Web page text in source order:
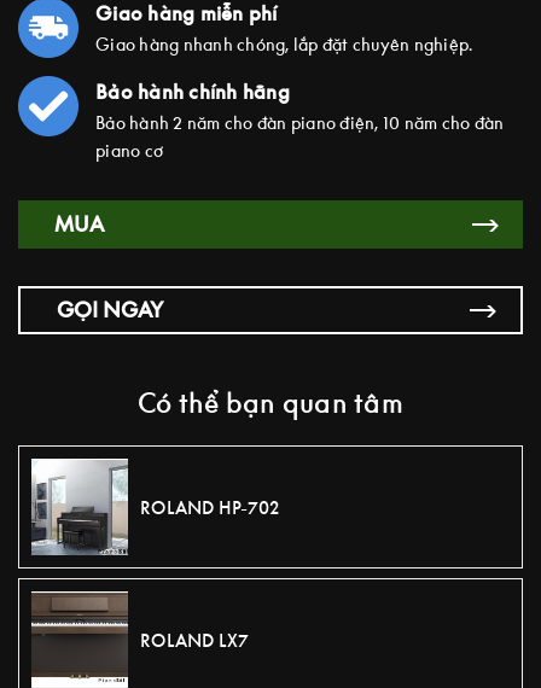
Giao hàng miễn phí
Giao hàng nhanh chóng, lắp đặt chuyên nghiệp.
Bảo hành chính hãng
Bảo hành 2 năm cho đàn piano điện, 10 năm cho đàn
piano cơ
MUA
GỌI NGAY
Có thể bạn quan tâm
ROLAND HP-702
ROLAND LX7